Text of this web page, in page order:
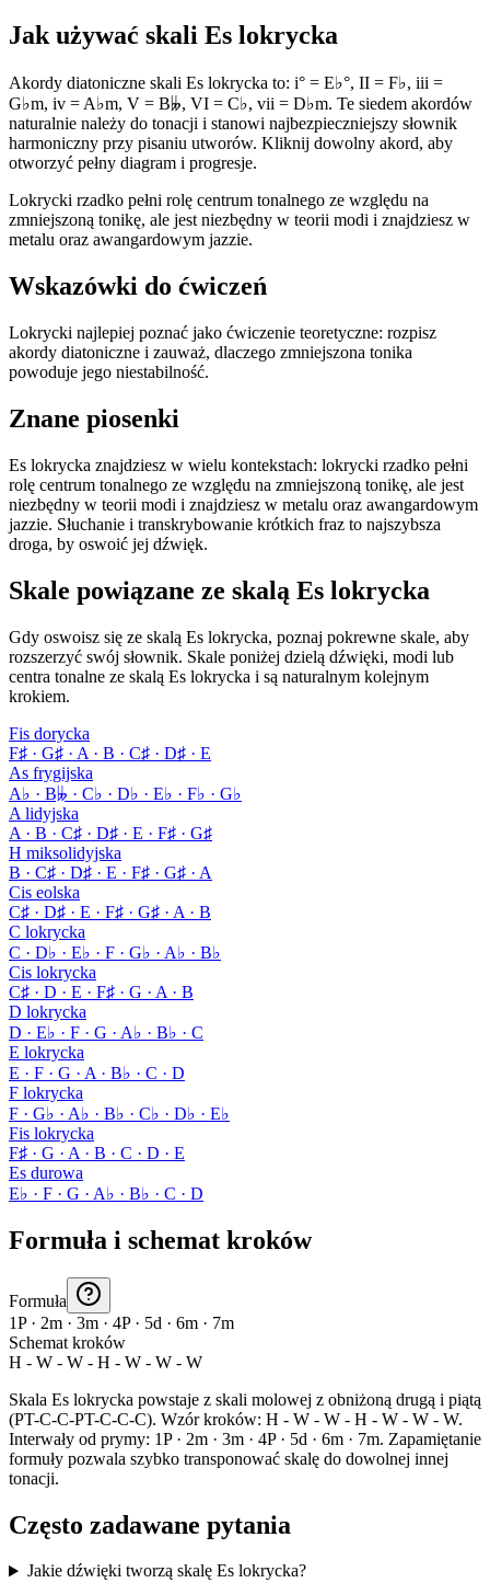
Jak używać skali Es lokrycka
Akordy diatoniczne skali Es lokrycka to: i° = E♭°, II = F♭, iii =
G♭m, iv = A♭m, V = B𝄫, VI = C♭, vii = D♭m. Te siedem akordów
naturalnie należy do tonacji i stanowi najbezpieczniejszy słownik
harmoniczny przy pisaniu utworów. Kliknij dowolny akord, aby
otworzyć pełny diagram i progresje.
Lokrycki rzadko pełni rolę centrum tonalnego ze względu na
zmniejszoną tonikę, ale jest niezbędny w teorii modi i znajdziesz w
metalu oraz awangardowym jazzie.
Wskazówki do ćwiczeń
Lokrycki najlepiej poznać jako ćwiczenie teoretyczne: rozpisz
akordy diatoniczne i zauważ, dlaczego zmniejszona tonika
powoduje jego niestabilność.
Znane piosenki
Es lokrycka znajdziesz w wielu kontekstach: lokrycki rzadko pełni
rolę centrum tonalnego ze względu na zmniejszoną tonikę, ale jest
niezbędny w teorii modi i znajdziesz w metalu oraz awangardowym
jazzie. Słuchanie i transkrybowanie krótkich fraz to najszybsza
droga, by oswoić jej dźwięk.
Skale powiązane ze skalą Es lokrycka
Gdy oswoisz się ze skalą Es lokrycka, poznaj pokrewne skale, aby
rozszerzyć swój słownik. Skale poniżej dzielą dźwięki, modi lub
centra tonalne ze skalą Es lokrycka i są naturalnym kolejnym
krokiem.
Fis dorycka
F♯ · G♯ · A · B · C♯ · D♯ · E
As frygijska
A♭ · B𝄫 · C♭ · D♭ · E♭ · F♭ · G♭
A lidyjska
A · B · C♯ · D♯ · E · F♯ · G♯
H miksolidyjska
B · C♯ · D♯ · E · F♯ · G♯ · A
Cis eolska
C♯ · D♯ · E · F♯ · G♯ · A · B
C lokrycka
C · D♭ · E♭ · F · G♭ · A♭ · B♭
Cis lokrycka
C♯ · D · E · F♯ · G · A · B
D lokrycka
D · E♭ · F · G · A♭ · B♭ · C
E lokrycka
E · F · G · A · B♭ · C · D
F lokrycka
F · G♭ · A♭ · B♭ · C♭ · D♭ · E♭
Fis lokrycka
F♯ · G · A · B · C · D · E
Es durowa
E♭ · F · G · A♭ · B♭ · C · D
Formuła i schemat kroków
Formuła
1P · 2m · 3m · 4P · 5d · 6m · 7m
Schemat kroków
H - W - W - H - W - W - W
Skala Es lokrycka powstaje z skali molowej z obniżoną drugą i piątą
(PT-C-C-PT-C-C-C). Wzór kroków: H - W - W - H - W - W - W.
Interwały od prymy: 1P · 2m · 3m · 4P · 5d · 6m · 7m. Zapamiętanie
formuły pozwala szybko transponować skalę do dowolnej innej
tonacji.
Często zadawane pytania
Jakie dźwięki tworzą skalę Es lokrycka?